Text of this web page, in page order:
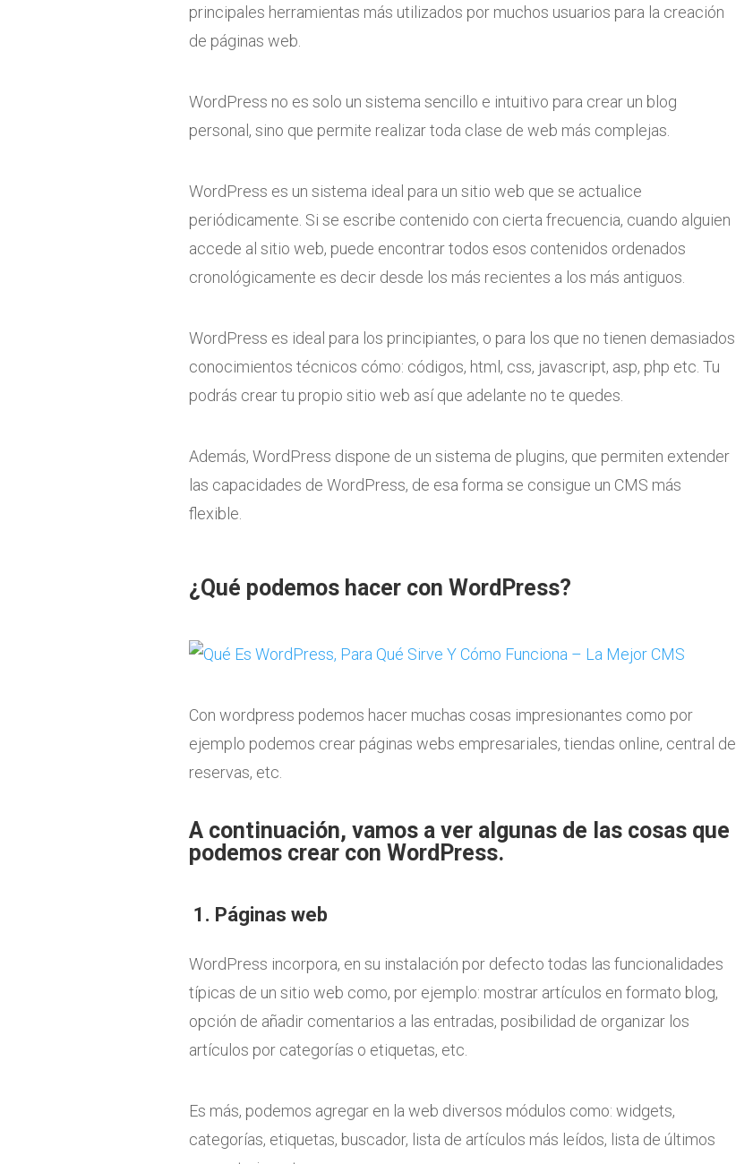
principales herramientas más utilizados por muchos usuarios para la creación
de páginas web.
WordPress no es solo un sistema sencillo e intuitivo para crear un blog
personal, sino que permite realizar toda clase de web más complejas.
WordPress es un sistema ideal para un sitio web que se actualice
periódicamente. Si se escribe contenido con cierta frecuencia, cuando alguien
accede al sitio web, puede encontrar todos esos contenidos ordenados
cronológicamente es decir desde los más recientes a los más antiguos.
WordPress es ideal para los principiantes, o para los que no tienen demasiados
conocimientos técnicos cómo: códigos, html, css, javascript, asp, php etc. Tu
podrás crear tu propio sitio web así que adelante no te quedes.
Además, WordPress dispone de un sistema de plugins, que permiten extender
las capacidades de WordPress, de esa forma se consigue un CMS más
flexible.
¿Qué podemos hacer con WordPress?
Con wordpress podemos hacer muchas cosas impresionantes como por
ejemplo podemos crear páginas webs empresariales, tiendas online, central de
reservas, etc.
A continuación, vamos a ver algunas de las cosas que
podemos crear con WordPress.
1. Páginas web
WordPress incorpora, en su instalación por defecto todas las funcionalidades
típicas de un sitio web como, por ejemplo: mostrar artículos en formato blog,
opción de añadir comentarios a las entradas, posibilidad de organizar los
artículos por categorías o etiquetas, etc.
Es más, podemos agregar en la web diversos módulos como: widgets,
categorías, etiquetas, buscador, lista de artículos más leídos, lista de últimos